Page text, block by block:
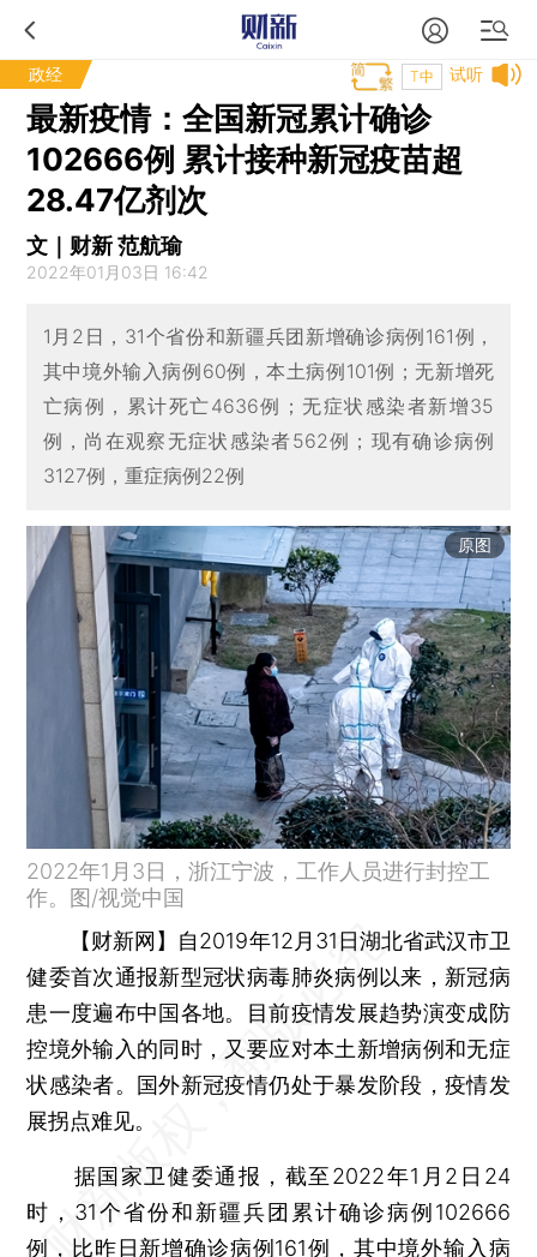
政经 试听
T中
最新疫情：全国新冠累计确诊
102666例 累计接种新冠疫苗超
28.47亿剂次
文｜财新 范航瑜
2022年01月03日 16:42
1月2日，31个省份和新疆兵团新增确诊病例161例，
其中境外输入病例60例，本土病例101例；无新增死
亡病例，累计死亡4636例；无症状感染者新增35
例，尚在观察无症状感染者562例；现有确诊病例
3127例，重症病例22例
原图
2022年1月3日，浙江宁波，工作人员进行封控工
作。图/视觉中国
【财新网】 自2019年12月31日湖北省武汉市卫
健委首次通报新型冠状病毒肺炎病例以来，新冠病
患一度遍布中国各地。目前疫情发展趋势演变成防
控境外输入的同时，又要应对本土新增病例和无症
状感染者。国外新冠疫情仍处于暴发阶段，疫情发
展拐点难见。
据国家卫健委通报，截至2022年1月2日24
时，31个省份和新疆兵团累计确诊病例102666
例，比昨日新增确诊病例161例，其中境外输入病